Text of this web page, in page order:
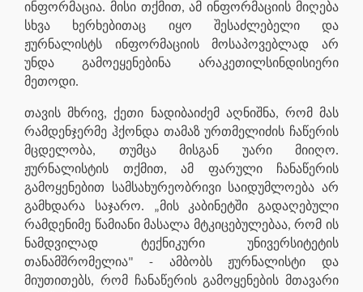
ინფორმაცია. მისი თქმით, ამ ინფორმაციის მიღება
სხვა ხერხებითაც იყო შესაძლებელი და
ჟურნალისტს ინფორმაციის მოსაპოვებლად არ
უნდა გამოეყენებინა არაკეთილსინდისიერი
მეთოდი.
თავის მხრივ, ქეთი ნადიბაიძემ აღნიშნა, რომ მას
რამდენჯერმე ჰქონდა თამაზ ურთმელიძის ჩაწერის
მცდელობა, თუმცა მისგან უარი მიიღო.
ჟურნალისტის თქმით, ამ ფარული ჩანაწერის
გამოყენებით სამსახურეობრივი საიდუმლოება არ
გამხდარა საჯარო. „მის კაბინეტში გადაღებული
რამდენიმე წამიანი მასალა მტკიცებულებაა, რომ ის
ნამდვილად ტექნიკური უნივერსიტეტის
თანამშრომელია" - ამბობს ჟურნალისტი და
მიუთითებს, რომ ჩანაწერის გამოყენების მთავარი